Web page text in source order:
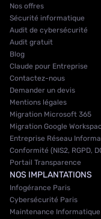
Nos offres
Sécurité informatique
Audit de cybersécurité
Audit gratuit
Blog
Claude pour Entreprise
Contactez-nous
Demander un devis
Mentions légales
Migration Microsoft 365
Migration Google
Entreprise Réseau
Conformité (NIS2, RGPD,
Portail Transparence
NOS IMPLANTATIONS
Infogérance Paris
Cybersécurité Paris
Maintenance